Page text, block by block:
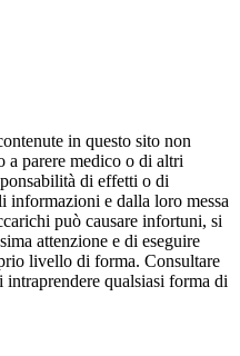
in questo sito non
a parere medico o di altri
di effetti o di
informazioni e dalla loro messa
può causare infortuni, si
attenzione e di eseguire
livello di forma. Consultare
qualsiasi forma di